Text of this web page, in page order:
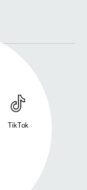
TikTok